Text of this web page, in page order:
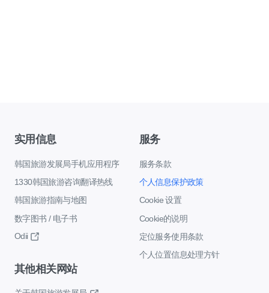
实用信息
韩国旅游发展局手机应用程序
1330韩国旅游咨询翻译热线
韩国旅游指南与地图
数字图书 / 电子书
Odii
服务
服务条款
个人信息保护政策
Cookie 设置
Cookie的说明
定位服务使用条款
个人位置信息处理方针
其他相关网站